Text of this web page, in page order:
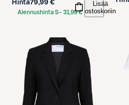
Hinta79,99 €
Alennushinta S- 31,99 €
Lisää
ostoskoriin